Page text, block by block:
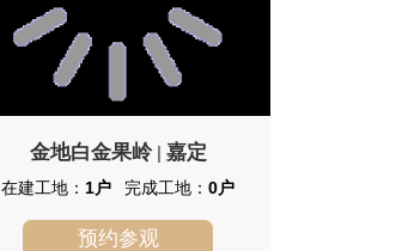
金地白金果岭| 嘉定
在建工地： 1户 完成工地：0户
预约参观